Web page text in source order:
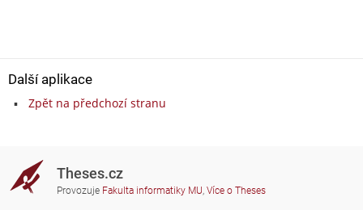
Další aplikace
Zpět na předchozí stranu
Theses.cz
Provozuje Fakulta informatiky MU, Více o Theses